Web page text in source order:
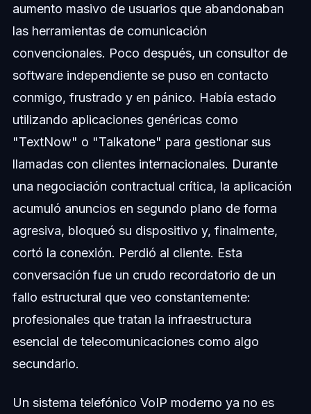
aumento masivo de usuarios que abandonaban
las herramientas de comunicación
convencionales. Poco después, un consultor de
software independiente se puso en contacto
conmigo, frustrado y en pánico. Había estado
utilizando aplicaciones genéricas como
"TextNow" o "Talkatone" para gestionar sus
llamadas con clientes internacionales. Durante
una negociación contractual crítica, la aplicación
acumuló anuncios en segundo plano de forma
agresiva, bloqueó su dispositivo y, finalmente,
cortó la conexión. Perdió al cliente. Esta
conversación fue un crudo recordatorio de un
fallo estructural que veo constantemente:
profesionales que tratan la infraestructura
esencial de telecomunicaciones como algo
secundario.
Un sistema telefónico VoIP moderno ya no es